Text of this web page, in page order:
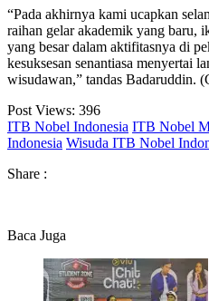
“Pada akhirnya kami ucapkan
raihan gelar akademik yang baru,
yang besar dalam aktifitasnya di
kesuksesan senantiasa menyertai
wisudawan,” tandas Badaruddin.
Post Views: 396
ITB Nobel Indonesia ITB Nobel
Indonesia Wisuda ITB Nobel
Share :
Baca Juga